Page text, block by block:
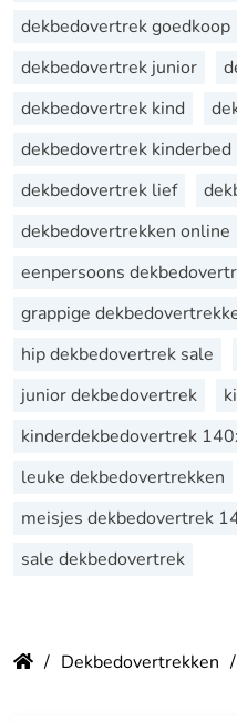
dekbedovertrek goedkoop
dekbedovertrek junior
dekbedovertrek kind
dekbedovertrek kinderbed
dekbedovertrek lief
dekbedovertrekken online
eenpersoons
grappige
hip dekbedovertrek sale
junior dekbedovertrek
kinderdekbedovertrek
leuke dekbedovertrekken
meisjes dekbedovertrek
sale dekbedovertrek
Dekbedovertrekken